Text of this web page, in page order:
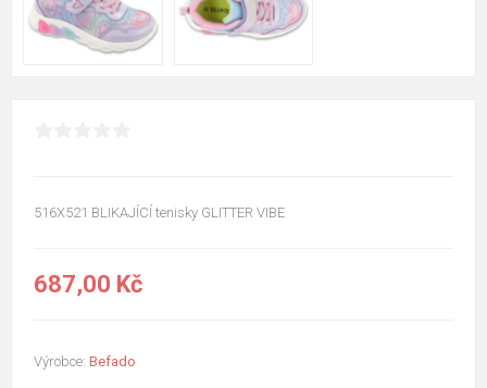
516X521 BLIKAJÍCÍ tenisky GLITTER VIBE
687,00 Kč
Výrobce: Befado